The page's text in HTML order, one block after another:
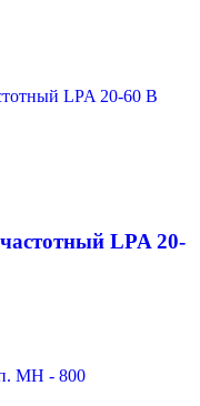
LPA 20-